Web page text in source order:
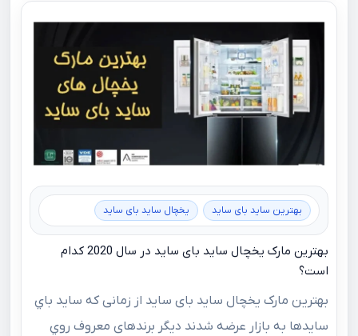
بهترین ساید بای ساید یخچال ساید بای ساید
بهترین مارک یخچال ساید بای ساید در سال 2020 کدام
است؟
بهترین مارک یخچال ساید بای ساید از زمانی كه سايد‌ باي‌
سايدها به بازار عرضه شدند ديگر برندهای معروف روي